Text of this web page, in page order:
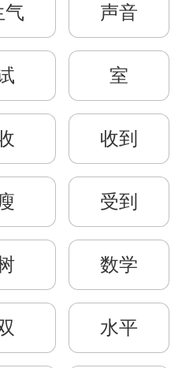
气 声音
室
收到
受到
数学
水平